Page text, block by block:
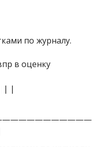
по журналу.
| |